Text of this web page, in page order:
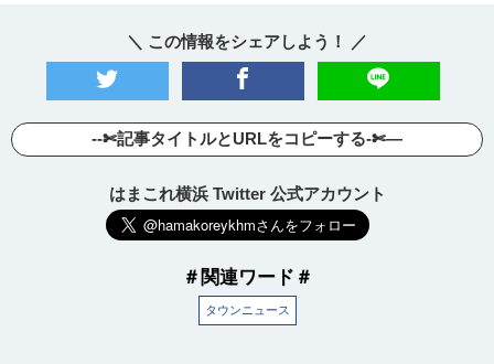
＼ この情報をシェアしよう！ ／
--✄記事タイトルとURLをコピーする-✄—
はまこれ横浜 Twitter 公式アカウント
＃関連ワード＃
タウンニュース